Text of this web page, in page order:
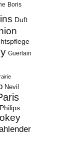
Boris
Duft
Guerlain
Nevil